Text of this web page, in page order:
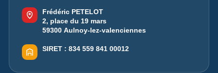
Frédéric PETELOT
2, place du 19 mars
59300 Aulnoy-lez-valenciennes
SIRET : 834 559 841 00012